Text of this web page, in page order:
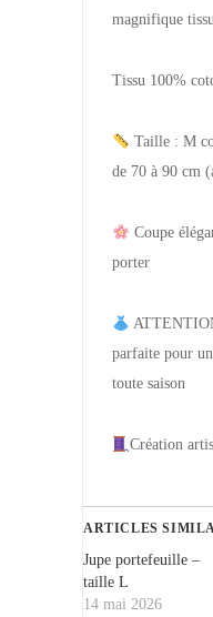
magnifique
Tissu 100%
Taille : M
de 70 à 90 cm
Coupe
porter
parfaite pour
toute saison
Création
ARTICLES
Jupe portefeuille –
taille L
14 mai 2026